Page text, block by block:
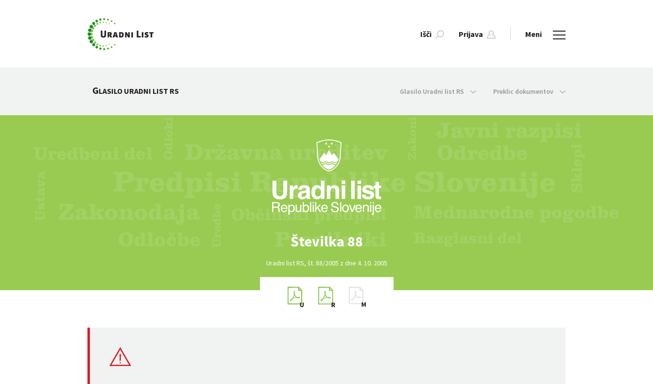
Išči Prijava Meni
GLASILO URADNI LIST RS Glasilo Uradni list RS Preklic dokumentov
Številka 88
Uradni list RS, št. 88/2005 z dne 4. 10. 2005